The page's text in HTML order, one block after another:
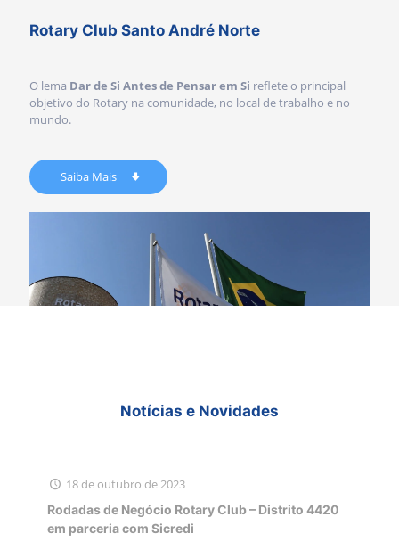
Rotary Club Santo André Norte
O lema Dar de Si Antes de Pensar em Si reflete o principal
objetivo do Rotary na comunidade, no local de trabalho e no
mundo.
Saiba Mais
Notícias e Novidades
18 de outubro de 2023
Rodadas de Negócio Rotary Club – Distrito 4420
em parceria com Sicredi